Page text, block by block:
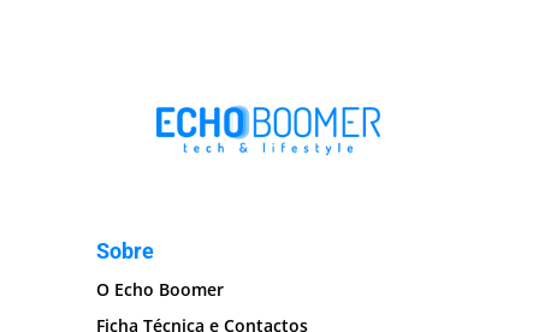
Sobre
O Echo Boomer
Ficha Técnica e Contactos